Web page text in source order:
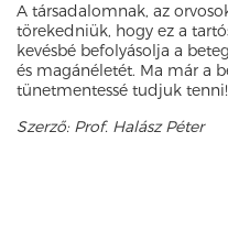
A társadalomnak, az
törekedniük, hogy ez a
kevésbé befolyásolja a
és magánéletét. Ma már a
tünetmentessé tudjuk tenni!
Szerző: Prof. Halász Péter